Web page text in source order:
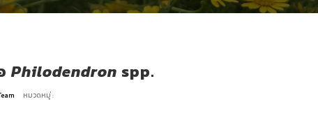
Philodendron spp.
หมวดหมู่ :